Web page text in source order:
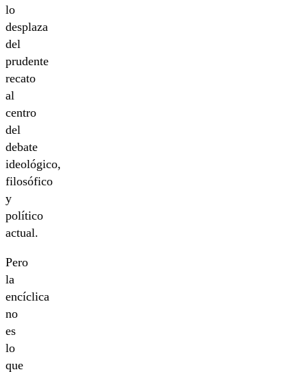
lo
desplaza
del
prudente
recato
al
centro
del
debate
ideológico,
filosófico
y
político
actual.
Pero
la
encíclica
no
es
lo
que